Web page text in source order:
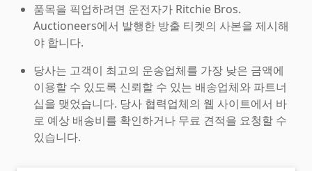
품목을 픽업하려면 운전자가 Ritchie Bros.
Auctioneers에서 발행한 방출 티켓의 사본을 제시해
야 합니다.
당사는 고객이 최고의 운송업체를 가장 낮은 금액에
이용할 수 있도록 신뢰할 수 있는 배송업체와 파트너
십을 맺었습니다. 당사 협력업체의 웹 사이트에서 바
로 예상 배송비를 확인하거나 무료 견적을 요청할 수
있습니다.